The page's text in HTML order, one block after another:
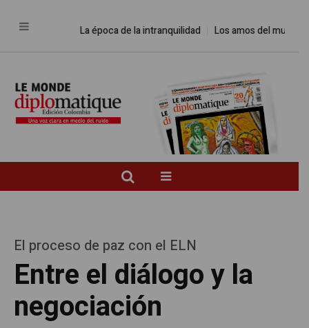
La época de la intranquilidad Los amos del mundo
El proceso de paz con el ELN
Entre el diálogo y la
negociación